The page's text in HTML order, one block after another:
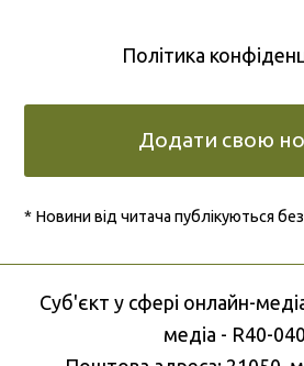
Політика
Додати свою
* Новини від читача публікуються
Cуб'єкт у сфері онлайн-
медіа - R40-